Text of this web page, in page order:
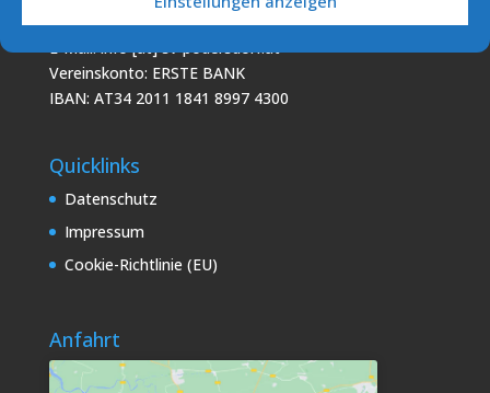
7141 Podersdorf/See
E-Mail: info [at] sv-podersdorf.at
Vereinskonto: ERSTE BANK
IBAN: AT34 2011 1841 8997 4300
Quicklinks
Datenschutz
Impressum
Cookie-Richtlinie (EU)
Anfahrt